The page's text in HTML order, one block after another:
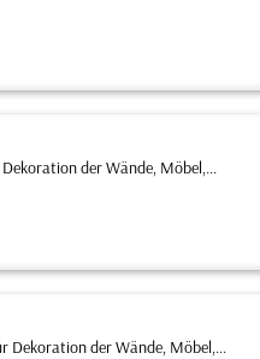
der Wände, Möbel,...
Dekoration der Wände, Möbel,...